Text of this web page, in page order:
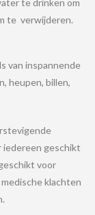
te drinken om
te verwijderen.
van inspannende
heupen, billen,
iedereen geschikt
voor
klachten